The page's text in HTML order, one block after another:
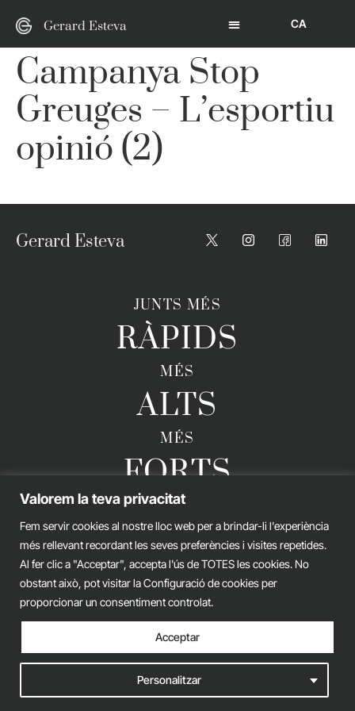
Valorem la teva privacitat
Fem servir cookies al nostre lloc web per a brindar-li l'experiència
més rellevant recordant les seves preferències i visites repetides.
Al fer clic a "Acceptar", accepta l'ús de TOTES les cookies. No
obstant això, pot visitar la Configuració de cookies per
proporcionar un consentiment controlat.
Personalitzar
Acceptar
Gerard Esteva CA
Campanya Stop
Greuges – L’esportiu
opinió (2)
Gerard Esteva
JUNTS MÉS
RÀPIDS
MÉS
ALTS
MÉS
FORTS
GERARD ESTEVA © 2026. TOTS ELS DRETS RESERVATS
Avís legal Política de privacitat Política de cookies